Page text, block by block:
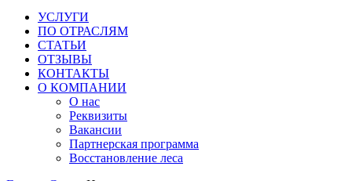
УСЛУГИ
ПО ОТРАСЛЯМ
СТАТЬИ
ОТЗЫВЫ
КОНТАКТЫ
О КОМПАНИИ
О нас
Реквизиты
Вакансии
Партнерская программа
Восстановление леса